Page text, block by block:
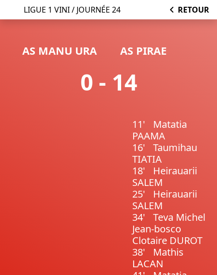
LIGUE 1 VINI / JOURNÉE 24 RETOUR
AS MANU URA AS PIRAE
0 - 14
11'
Matatia
PAAMA
16'
Taumihau
TIATIA
18'
Heirauarii
SALEM
25'
Heirauarii
SALEM
34'
Teva Michel
Jean-bosco
Clotaire DUROT
38'
Mathis
LACAN